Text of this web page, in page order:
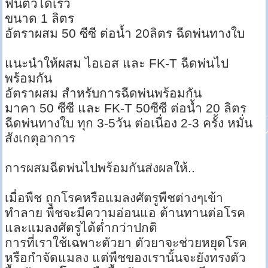
ฟื้นตัวได้เร็ว
ขนาด 1 ลิตร
อัตราผสม 50 ซีซี ต่อน้ำ 20ลิตร ฉีดพ่นทางใบ
แนะนำให้ผสม ไอเอส และ FK-T ฉีดพ่นไป
พร้อมกัน
อัตราผสม สำหรับการฉีดพ่นพร้อมกัน
มาคา 50 ซีซี และ FK-T 50ซีซี ต่อน้ำ 20 ลิตร
ฉีดพ่นทางใบ ทุก 3-5วัน ต่อเนื่อง 2-3 ครั้ง หมั่น
สังเกตุอาการ
การผสมฉีดพ่นไปพร้อมกันส่งผลให้..
เมื่อพืช ถูกโรคหรือแมลงศัตรูพืชต่างๆเข้า
ทำลาย พืชจะมีความอ่อนแอ ต้านทานต่อโรค
และแมลงศัตรูได้ต่ำกว่าปกติ
การที่เราใช้เฉพาะตัวยา ตัวยาจะช่วยหยุดโรค
หรือกำจัดแมลง แต่พืชของเรานั้นจะยังทรงตัว